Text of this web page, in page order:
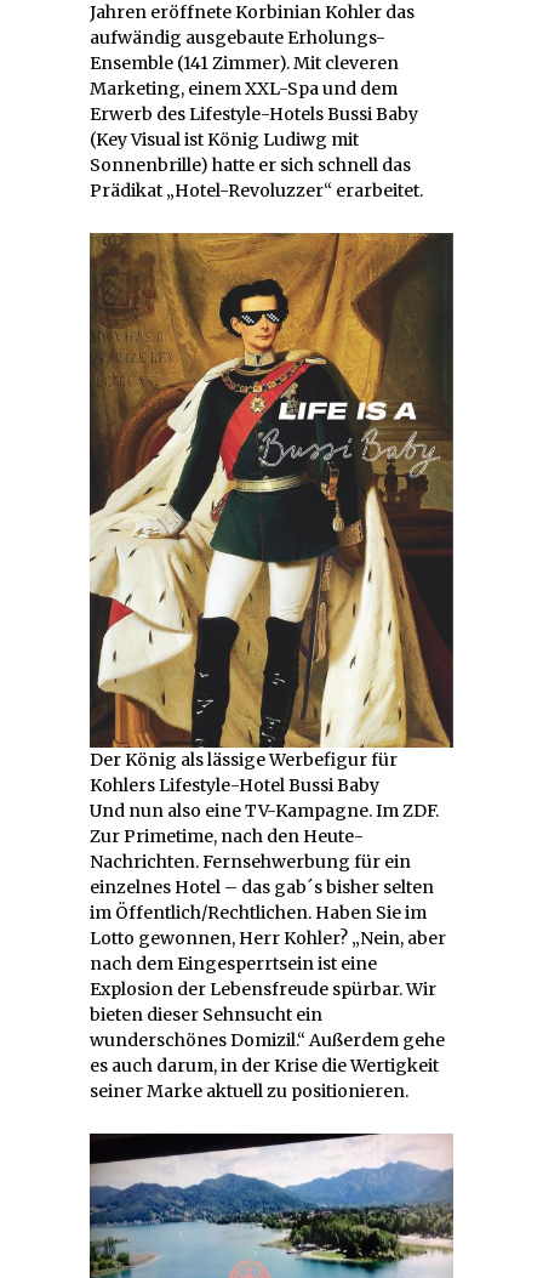
Jahren eröffnete Korbinian Kohler das
aufwändig ausgebaute Erholungs-
Ensemble (141 Zimmer). Mit cleveren
Marketing, einem XXL-Spa und dem
Erwerb des Lifestyle-Hotels Bussi Baby
(Key Visual ist König Ludiwg mit
Sonnenbrille) hatte er sich schnell das
Prädikat „Hotel-Revoluzzer“ erarbeitet.
Der König als lässige Werbefigur für
Kohlers Lifestyle-Hotel Bussi Baby
Und nun also eine TV-Kampagne. Im ZDF.
Zur Primetime, nach den Heute-
Nachrichten. Fernsehwerbung für ein
einzelnes Hotel – das gab´s bisher selten
im Öffentlich/Rechtlichen. Haben Sie im
Lotto gewonnen, Herr Kohler? „Nein, aber
nach dem Eingesperrtsein ist eine
Explosion der Lebensfreude spürbar. Wir
bieten dieser Sehnsucht ein
wunderschönes Domizil.“ Außerdem gehe
es auch darum, in der Krise die Wertigkeit
seiner Marke aktuell zu positionieren.